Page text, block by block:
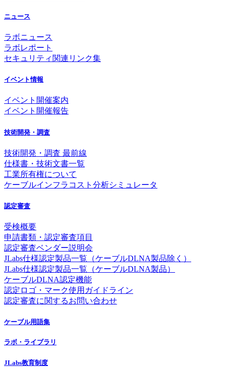
ニュース
ラボニュース
ラボレポート
セキュリティ関連リンク集
イベント情報
イベント開催案内
イベント開催報告
技術開発・調査
技術開発・調査 最前線
仕様書・技術文書一覧
工業所有権について
ケーブルインフラコスト分析シミュレータ
認定審査
受検概要
申請書類・認定審査項目
認定審査ベンダー説明会
JLabs仕様認定製品一覧（ケーブルDLNA製品除く）
JLabs仕様認定製品一覧（ケーブルDLNA製品）
ケーブルDLNA認定機能
認定ロゴ・マーク使用ガイドライン
認定審査に関するお問い合わせ
ケーブル用語集
ラボ・ライブラリ
JLabs教育制度